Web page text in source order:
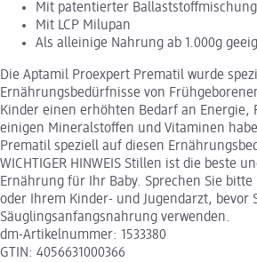
Mit patentierter Ballaststoffmischung
Mit LCP Milupan
Als alleinige Nahrung ab 1.000g
Die Aptamil Proexpert Prematil wurde
Ernährungsbedürfnisse von
Kinder einen erhöhten Bedarf an Energie,
einigen Mineralstoffen und Vitaminen
Prematil speziell auf diesen
WICHTIGER HINWEIS Stillen ist die beste
Ernährung für Ihr Baby. Sprechen Sie
oder Ihrem Kinder- und Jugendarzt, bevor
Säuglingsanfangsnahrung verwenden.
dm-Artikelnummer: 1533380
GTIN: 4056631000366